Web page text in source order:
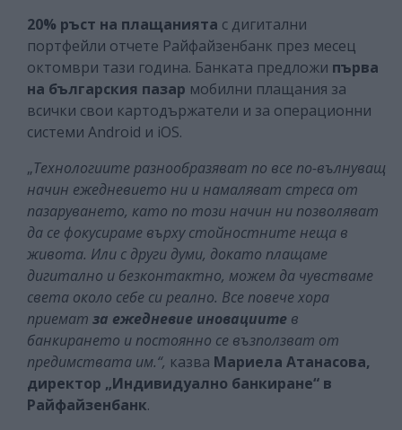
20% ръст на плащанията с дигитални
портфейли отчете Райфайзенбанк през месец
октомври тази година. Банката предложи първа
на българския пазар мобилни плащания за
всички свои картодържатели и за операционни
системи Android и iOS.
„Технологиите разнообразяват по все по-вълнуващ
начин ежедневието ни и намаляват стреса от
пазаруването, като по този начин ни позволяват
да се фокусираме върху стойностните неща в
живота. Или с други думи, докато плащаме
дигитално и безконтактно, можем да чувстваме
света около себе си реално. Все повече хора
приемат за ежедневие иновациите в
банкирането и постоянно се възползват от
предимствата им.“, казва Мариела Атанасова,
директор „Индивидуално банкиране“ в
Райфайзенбанк.